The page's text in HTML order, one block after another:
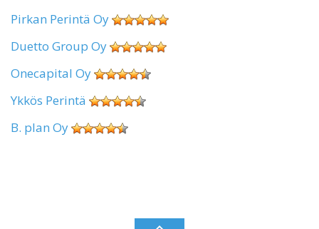
Pirkan Perintä Oy
Duetto Group Oy
Onecapital Oy
Ykkös Perintä
B. plan Oy